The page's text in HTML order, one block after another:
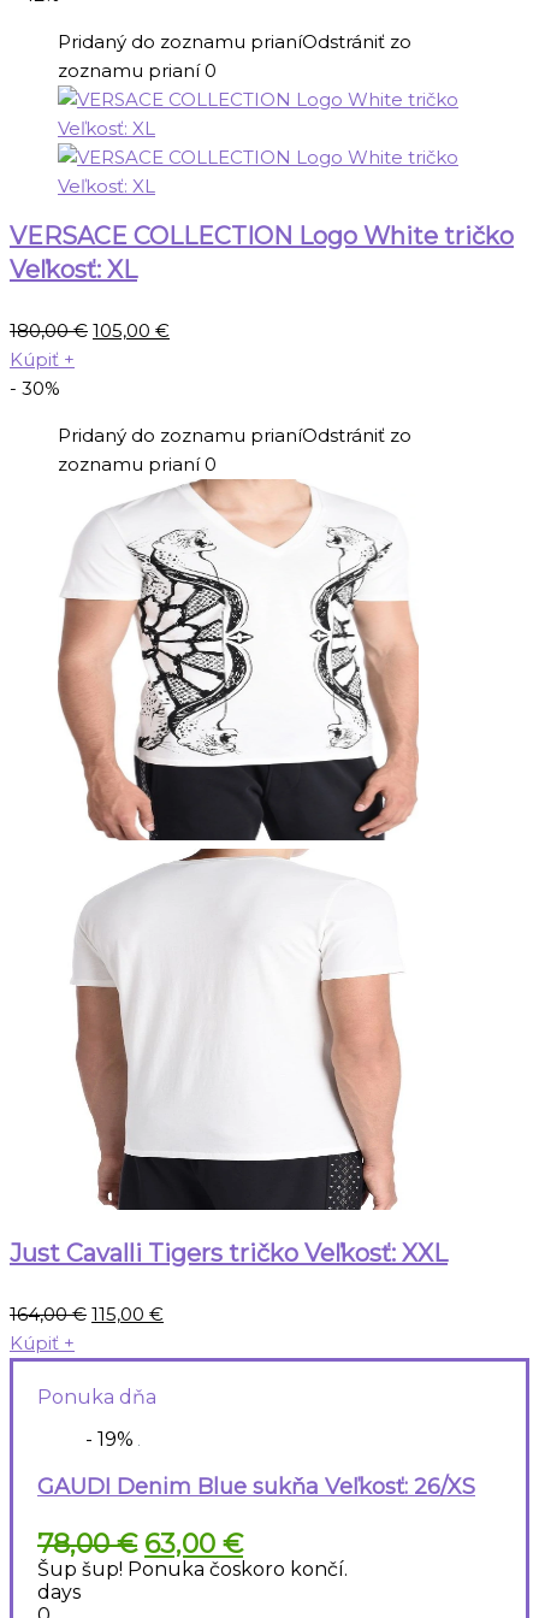
Pridaný do zoznamu prianíOdstrániť zo
zoznamu prianí 0
VERSACE COLLECTION Logo White tričko
Veľkosť: XL
180,00€ Pôvodná
105,00 €
Kúpiť +
- 30%
Pridaný do zoznamu prianíOdstrániť zo
zoznamu prianí 0
Just Cavalli Tigers tričko Veľkosť: XXL
164,00€ Pôvodná
164,00 €.
115,00 €
Kúpiť +
Ponuka dňa
- 19%
GAUDI Denim Blue sukňa Veľkosť: 26/XS
78,00€ Pôvodná
cena
bola:
63,00 €Aktuálna
cena
je:
Šup šup! Ponuka čoskoro končí.
days